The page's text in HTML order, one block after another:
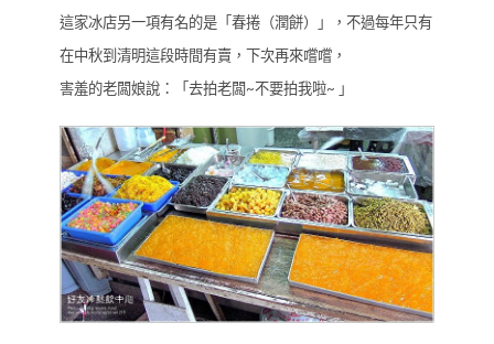
這家冰店另一項有名的是「春捲（潤餅）」，不過每年只有
在中秋到清明這段時間有賣，下次再來嚐嚐，
害羞的老闆娘說：「去拍老闆~不要拍我啦~ 」